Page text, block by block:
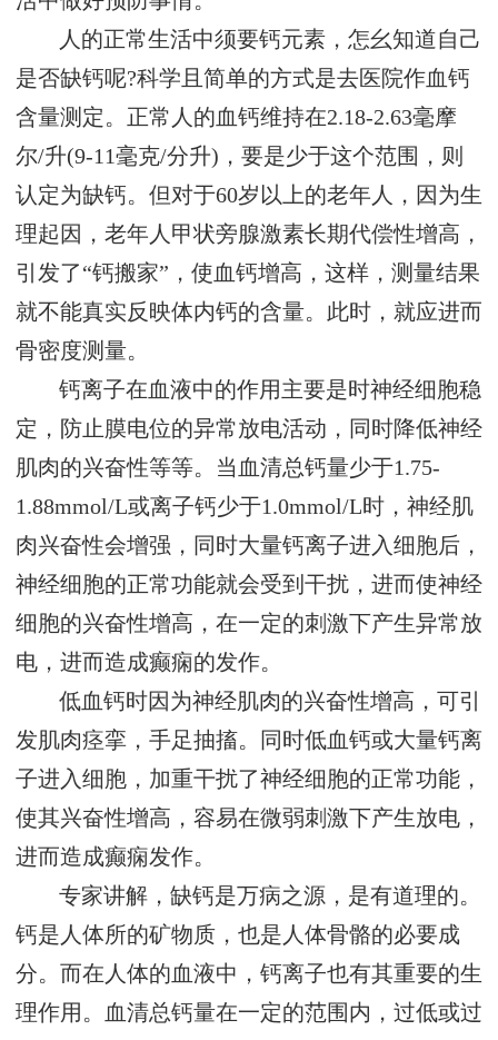
人的正常生活中须要钙元素，怎幺知道自己
是否缺钙呢?科学且简单的方式是去医院作血钙
含量测定。正常人的血钙维持在2.18-2.63毫摩
尔/升(9-11毫克/分升)，要是少于这个范围，则
认定为缺钙。但对于60岁以上的老年人，因为生
理起因，老年人甲状旁腺激素长期代偿性增高，
引发了“钙搬家”，使血钙增高，这样，测量结果
就不能真实反映体内钙的含量。此时，就应进而
骨密度测量。
钙离子在血液中的作用主要是时神经细胞稳
定，防止膜电位的异常放电活动，同时降低神经
肌肉的兴奋性等等。当血清总钙量少于1.75-
1.88mmol/L或离子钙少于1.0mmol/L时，神经肌
肉兴奋性会增强，同时大量钙离子进入细胞后，
神经细胞的正常功能就会受到干扰，进而使神经
细胞的兴奋性增高，在一定的刺激下产生异常放
电，进而造成癫痫的发作。
低血钙时因为神经肌肉的兴奋性增高，可引
发肌肉痉挛，手足抽搐。同时低血钙或大量钙离
子进入细胞，加重干扰了神经细胞的正常功能，
使其兴奋性增高，容易在微弱刺激下产生放电，
进而造成癫痫发作。
专家讲解，缺钙是万病之源，是有道理的。
钙是人体所的矿物质，也是人体骨骼的必要成
分。而在人体的血液中，钙离子也有其重要的生
理作用。血清总钙量在一定的范围内，过低或过